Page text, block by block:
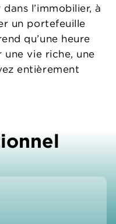
l’immobilier, à
un portefeuille
qu’une heure
une vie riche, une
entièrement